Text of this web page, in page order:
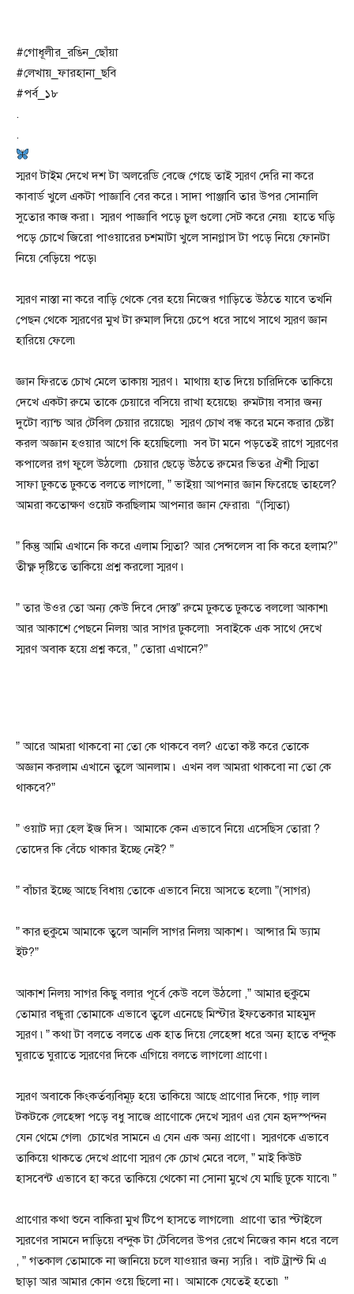
#গোধূলীর_রঙিন_ছোঁয়া
#লেখায়_ফারহানা_ছবি
#পর্ব_১৮
.
.
স্মরণ টাইম দেখে দশ টা অলরেডি বেজে গেছে তাই স্মরণ দেরি না করে
কাবার্ড খুলে একটা পাজ্ঞাবি বের করে ৷সাদা পাঞ্জাবি তার উপর সোনালি
সুতোর কাজ করা ৷ স্মরণ পাজ্ঞাবি পড়ে চুল গুলো সেট করে নেয়৷ হাতে ঘড়ি
পড়ে চোখে জিরো পাওয়ারের চশমাটা খুলে সানগ্লাস টা পড়ে নিয়ে ফোনটা
নিয়ে বেড়িয়ে পড়ে৷
স্মরণ নাস্তা না করে বাড়ি থেকে বের হয়ে নিজের গাড়িতে উঠতে যাবে তখনি
পেছন থেকে স্মরণের মুখ টা রুমাল দিয়ে চেপে ধরে সাথে সাথে স্মরণ জ্ঞান
হারিয়ে ফেলে৷
জ্ঞান ফিরতে চোখ মেলে তাকায় স্মরণ ৷ মাথায় হাত দিয়ে চারিদিকে তাকিয়ে
দেখে একটা রুমে তাকে চেয়ারে বসিয়ে রাখা হয়েছে৷ রুমটায় বসার জন্য
দুটো ব্যান্চ আর টেবিল চেয়ার রয়েছে৷ স্মরণ চোখ বন্ধ করে মনে করার চেষ্টা
করল অজ্ঞান হওয়ার আগে কি হয়েছিলো৷ সব টা মনে পড়তেই রাগে স্মরণের
কপালের রগ ফুলে উঠলো৷ চেয়ার ছেড়ে উঠতে রুমের ভিতর ঐশী স্মিতা
সাফা ঢুকতে ঢুকতে বলতে লাগলো, ” ভাইয়া আপনার জ্ঞান ফিরেছে তাহলে?
আমরা কতোক্ষণ ওয়েট করছিলাম আপনার জ্ঞান ফেরার৷ “(স্মিতা)
” কিন্তু আমি এখানে কি করে এলাম স্মিতা? আর সেন্সলেস বা কি করে হলাম?”
তীক্ষ্ণ দৃষ্টিতে তাকিয়ে প্রশ্ন করলো স্মরণ ৷
” তার উওর তো অন্য কেউ দিবে দোস্ত” রুমে ঢুকতে ঢুকতে বললো আকাশ৷
আর আকাশে পেছনে নিলয় আর সাগর ঢুকলো৷ সবাইকে এক সাথে দেখে
স্মরণ অবাক হয়ে প্রশ্ন করে, ” তোরা এখানে?”
” আরে আমরা থাকবো না তো কে থাকবে বল? এতো কষ্ট করে তোকে
অজ্ঞান করলাম এখানে তুলে আনলাম ৷ এখন বল আমরা থাকবো না তো কে
থাকবে?”
” ওয়াট দ্যা হেল ইজ দিস ৷ আমাকে কেন এভাবে নিয়ে এসেছিস তোরা ?
তোদের কি বেঁচে থাকার ইচ্ছে নেই? ”
” বাঁচার ইচ্ছে আছে বিধায় তোকে এভাবে নিয়ে আসতে হলো৷”(সাগর)
” কার হুকুমে আমাকে তুলে আনলি সাগর নিলয় আকাশ ৷ আন্সার মি ড্যাম
ইট?”
আকাশ নিলয় সাগর কিছু বলার পূর্বে কেউ বলে উঠলো ,” আমার হুকুমে
তোমার বন্ধুরা তোমাকে এভাবে তুলে এনেছে মিস্টার ইফতেকার মাহমুদ
স্মরণ ৷” কথা টা বলতে বলতে এক হাত দিয়ে লেহেঙ্গা ধরে অন্য হাতে বন্দুক
ঘুরাতে ঘুরাতে স্মরণের দিকে এগিয়ে বলতে লাগলো প্রাণো ৷
স্মরণ অবাকে কিংকর্তব্যবিমূঢ় হয়ে তাকিয়ে আছে প্রাণোর দিকে, গাঢ় লাল
টকটকে লেহেঙ্গা পড়ে বধু সাজে প্রাণোকে দেখে স্মরণ এর যেন হৃদস্পন্দন
যেন থেমে গেল৷ চোখের সামনে এ যেন এক অন্য প্রাণো ৷ স্মরণকে এভাবে
তাকিয়ে থাকতে দেখে প্রাণো স্মরণ কে চোখ মেরে বলে, ” মাই কিউট
হাসবেন্ট এভাবে হা করে তাকিয়ে থেকো না সোনা মুখে যে মাছি ঢুকে যাবে৷”
প্রাণোর কথা শুনে বাকিরা মুখ টিপে হাসতে লাগলো৷ প্রাণো তার স্টাইলে
স্মরণের সামনে দাড়িয়ে বন্দুক টা টেবিলের উপর রেখে নিজের কান ধরে বলে
, ” গতকাল তোমাকে না জানিয়ে চলে যাওয়ার জন্য স্যরি ৷ বাট ট্রাস্ট মি এ
ছাড়া আর আমার কোন ওয়ে ছিলো না ৷ আমাকে যেতেই হতো৷ ”